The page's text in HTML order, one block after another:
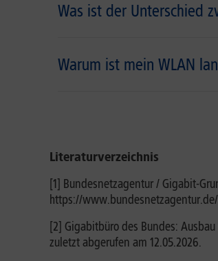
Was ist der Unterschied
Warum ist mein WLAN
Literaturverzeichnis
[1] Bundesnetzagentur / Gigabit-
https://
[2] Gigabitbüro des Bundes:
zuletzt abgerufen am 12.05.2026.